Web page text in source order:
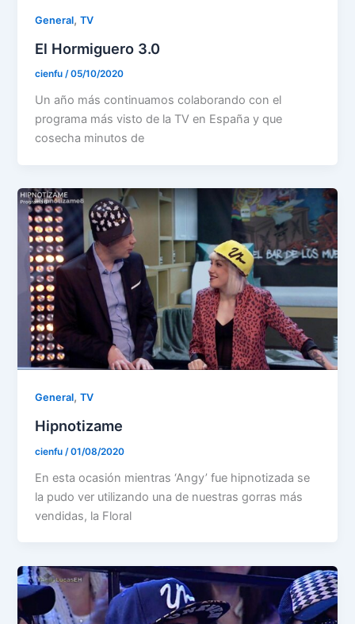
General,TV
El Hormiguero 3.0
cienfu/05/10/2020
Un año más continuamos colaborando con el
programa más visto de la TV en España y que
cosecha minutos de
General,TV
Hipnotizame
cienfu /01/08/2020
En esta ocasión mientras ‘Angy’ fue hipnotizada se
la pudo ver utilizando una de nuestras gorras más
vendidas, la Floral